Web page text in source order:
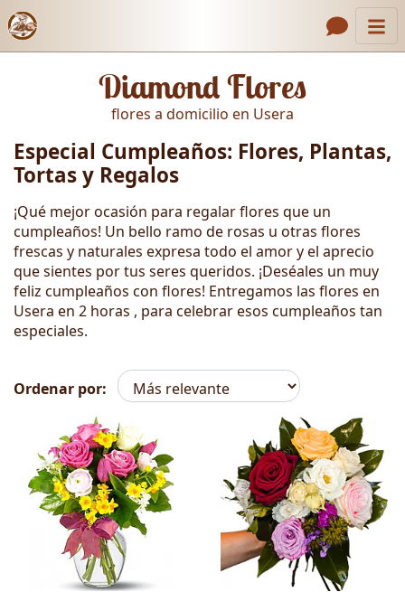
Enlaces de encabezado
Galería
Llámanos
Diamond Flores
flores a domicilio en Usera
Especial Cumpleaños: Flores, Plantas,
Tortas y Regalos
¡Qué mejor ocasión para regalar flores que un
cumpleaños! Un bello ramo de rosas u otras flores
frescas y naturales expresa todo el amor y el aprecio
que sientes por tus seres queridos. ¡Deséales un muy
feliz cumpleaños con flores! Entregamos las flores en
Usera en 2 horas , para celebrar esos cumpleaños tan
especiales.
Ordenar por:
Flores para Cumpleaños